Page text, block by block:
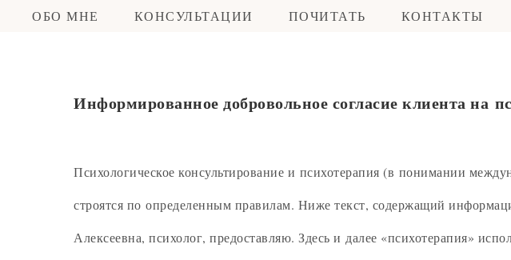
ОБО МНЕ КОНСУЛЬТАЦИИ ПОЧИТАТЬ КОНТАКТЫ
Информированное добровольное согласие клиента на
Психологическое консультирование и психотерапия (в понимании
строятся по определенным правилам. Ниже текст, содержащий
Алексеевна, психолог, предоставляю. Здесь и далее «психотерапия»